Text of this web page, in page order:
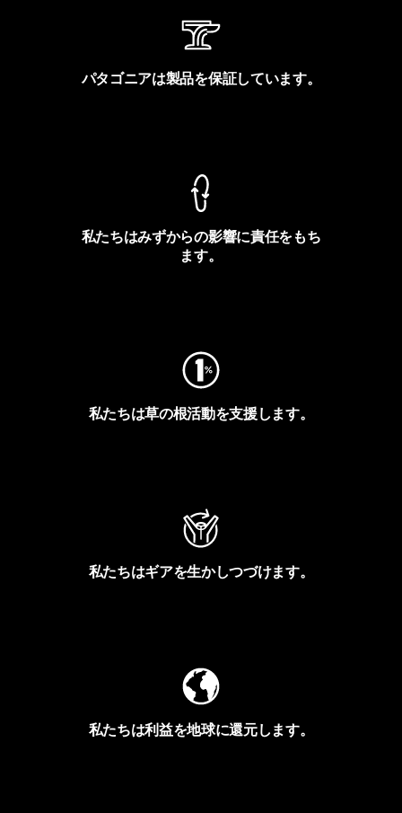
パタゴニアは製品を保証しています。
私たちはみずからの影響に責任をもち
ます。
私たちは草の根活動を支援します。
私たちはギアを生かしつづけます。
私たちは利益を地球に還元します。